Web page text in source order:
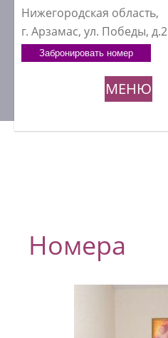
Нижегородская область,
г. Арзамас, ул. Победы, д.2
Забронировать номер
МЕНЮ
Номера